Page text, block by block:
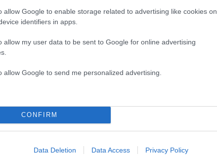
allow Google to enable storage related to advertising like cookies on
identifiers in apps.
allow my user data to be sent to Google for online advertising
allow Google to send me personalized advertising.
CONFIRM
Data Deletion Data Access Privacy Policy